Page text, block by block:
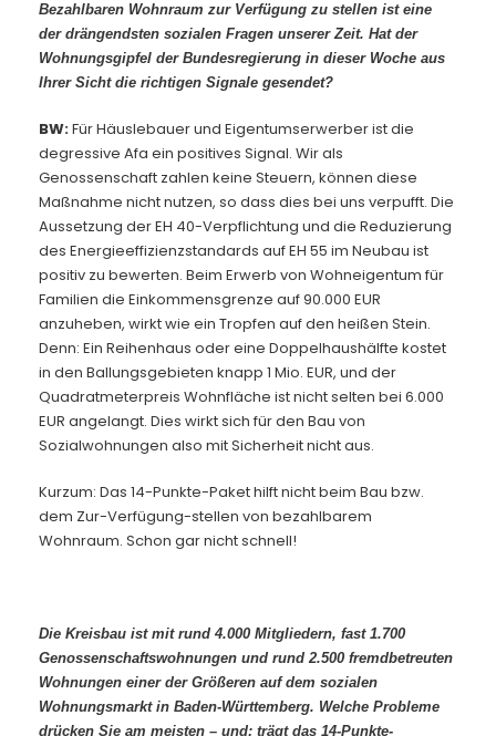
Bezahlbaren Wohnraum zur Verfügung zu stellen ist eine
der drängendsten sozialen Fragen unserer Zeit. Hat der
Wohnungsgipfel der Bundesregierung in dieser Woche aus
Ihrer Sicht die richtigen Signale gesendet?
BW:Für Häuslebauer und Eigentumserwerber ist die
degressive Afa ein positives Signal. Wir als
Genossenschaft zahlen keine Steuern, können diese
Maßnahme nicht nutzen, so dass dies bei uns verpufft. Die
Aussetzung der EH 40-Verpflichtung und die Reduzierung
des Energieeffizienzstandards auf EH 55 im Neubau ist
positiv zu bewerten. Beim Erwerb von Wohneigentum für
Familien die Einkommensgrenze auf 90.000 EUR
anzuheben, wirkt wie ein Tropfen auf den heißen Stein.
Denn: Ein Reihenhaus oder eine Doppelhaushälfte kostet
in den Ballungsgebieten knapp 1 Mio. EUR, und der
Quadratmeterpreis Wohnfläche ist nicht selten bei 6.000
EUR angelangt. Dies wirkt sich für den Bau von
Sozialwohnungen also mit Sicherheit nicht aus.
Kurzum: Das 14-Punkte-Paket hilft nicht beim Bau bzw.
dem Zur-Verfügung-stellen von bezahlbarem
Wohnraum. Schon gar nicht schnell!
Die Kreisbau ist mit rund 4.000 Mitgliedern, fast 1.700
Genossenschaftswohnungen und rund 2.500 fremdbetreuten
Wohnungen einer der Größeren auf dem sozialen
Wohnungsmarkt in Baden-Württemberg. Welche Probleme
drücken Sie am meisten – und: trägt das 14-Punkte-